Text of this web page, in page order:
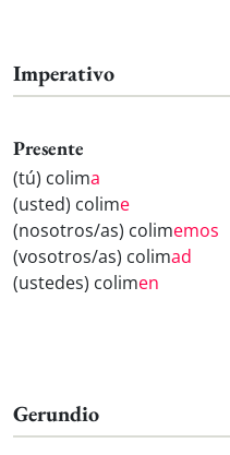
Imperativo
Presente
(tú) colima
(usted) colime
(nosotros/as) colimemos
(vosotros/as) colimad
(ustedes) colimen
Gerundio